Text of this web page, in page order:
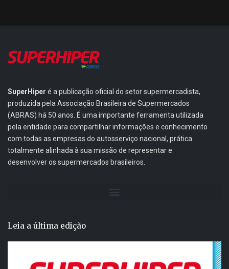
SuperHiper é a publicação oficial do setor supermercadista,
produzida pela Associação Brasileira de Supermercados
(ABRAS) há 50 anos. É uma importante ferramenta utilizada
pela entidade para compartilhar informações e conhecimento
com todas as empresas do autosserviço nacional, prática
totalmente alinhada à sua missão de representar e
desenvolver os supermercados brasileiros.
Leia a última edição